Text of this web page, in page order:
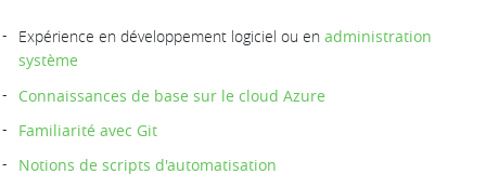
Expérience en développement logiciel ou en administration
système
Connaissances de base sur le cloud Azure
Familiarité avec Git
Notions de scripts d'automatisation